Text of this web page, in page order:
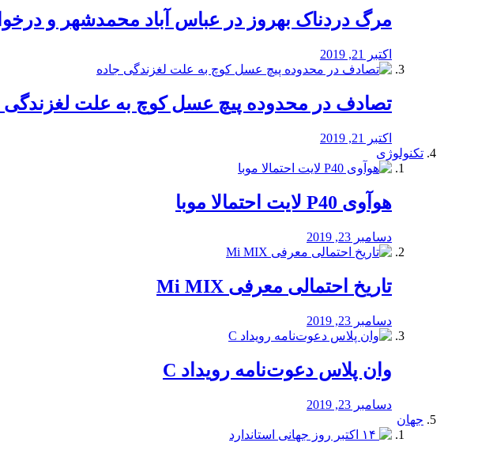
مرگ دردناک بهروز در عباس آباد محمدشهر و
اکتبر 21, 2019
تصادف در محدوده پیچ عسل کوچ به علت لغزندگی
اکتبر 21, 2019
تکنولوژی
هوآوی P40 لایت احتمالا موبا
دسامبر 23, 2019
تاریخ احتمالی معرفی Mi MIX
دسامبر 23, 2019
وان پلاس دعوت‌نامه رویداد C
دسامبر 23, 2019
جهان